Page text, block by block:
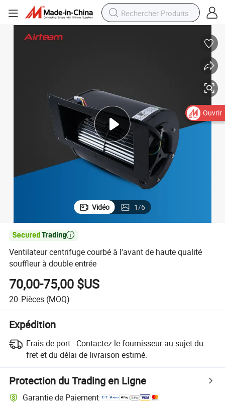
Vidéo 1/6

Ventilateur centrifuge courbé à l'avant de haute qualité
souffleur à double entrée
70,00-75,00 $US
20 Pièces (MOQ)
Expédition
Frais de port : Contactez le fournisseur au sujet du
fret et du délai de livraison estimé.
Protection du Trading en Ligne
Garantie de Paiement
Ouvrir